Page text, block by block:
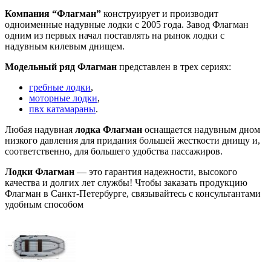
Компания “Флагман” конструирует и производит
одноименные надувные лодки с 2005 года. Завод Флагман
одним из первых начал поставлять на рынок лодки с
надувным килевым днищем.
Модельный ряд Флагман представлен в трех сериях:
гребные лодки,
моторные лодки,
пвх катамараны.
Любая надувная лодка Флагман оснащается надувным дном
низкого давления для придания большей жесткости днищу и,
соответственно, для большего удобства пассажиров.
Лодки Флагман — это гарантия надежности, высокого
качества и долгих лет службы! Чтобы заказать продукцию
Флагман в Санкт-Петербурге, связывайтесь с консультантами
удобным способом